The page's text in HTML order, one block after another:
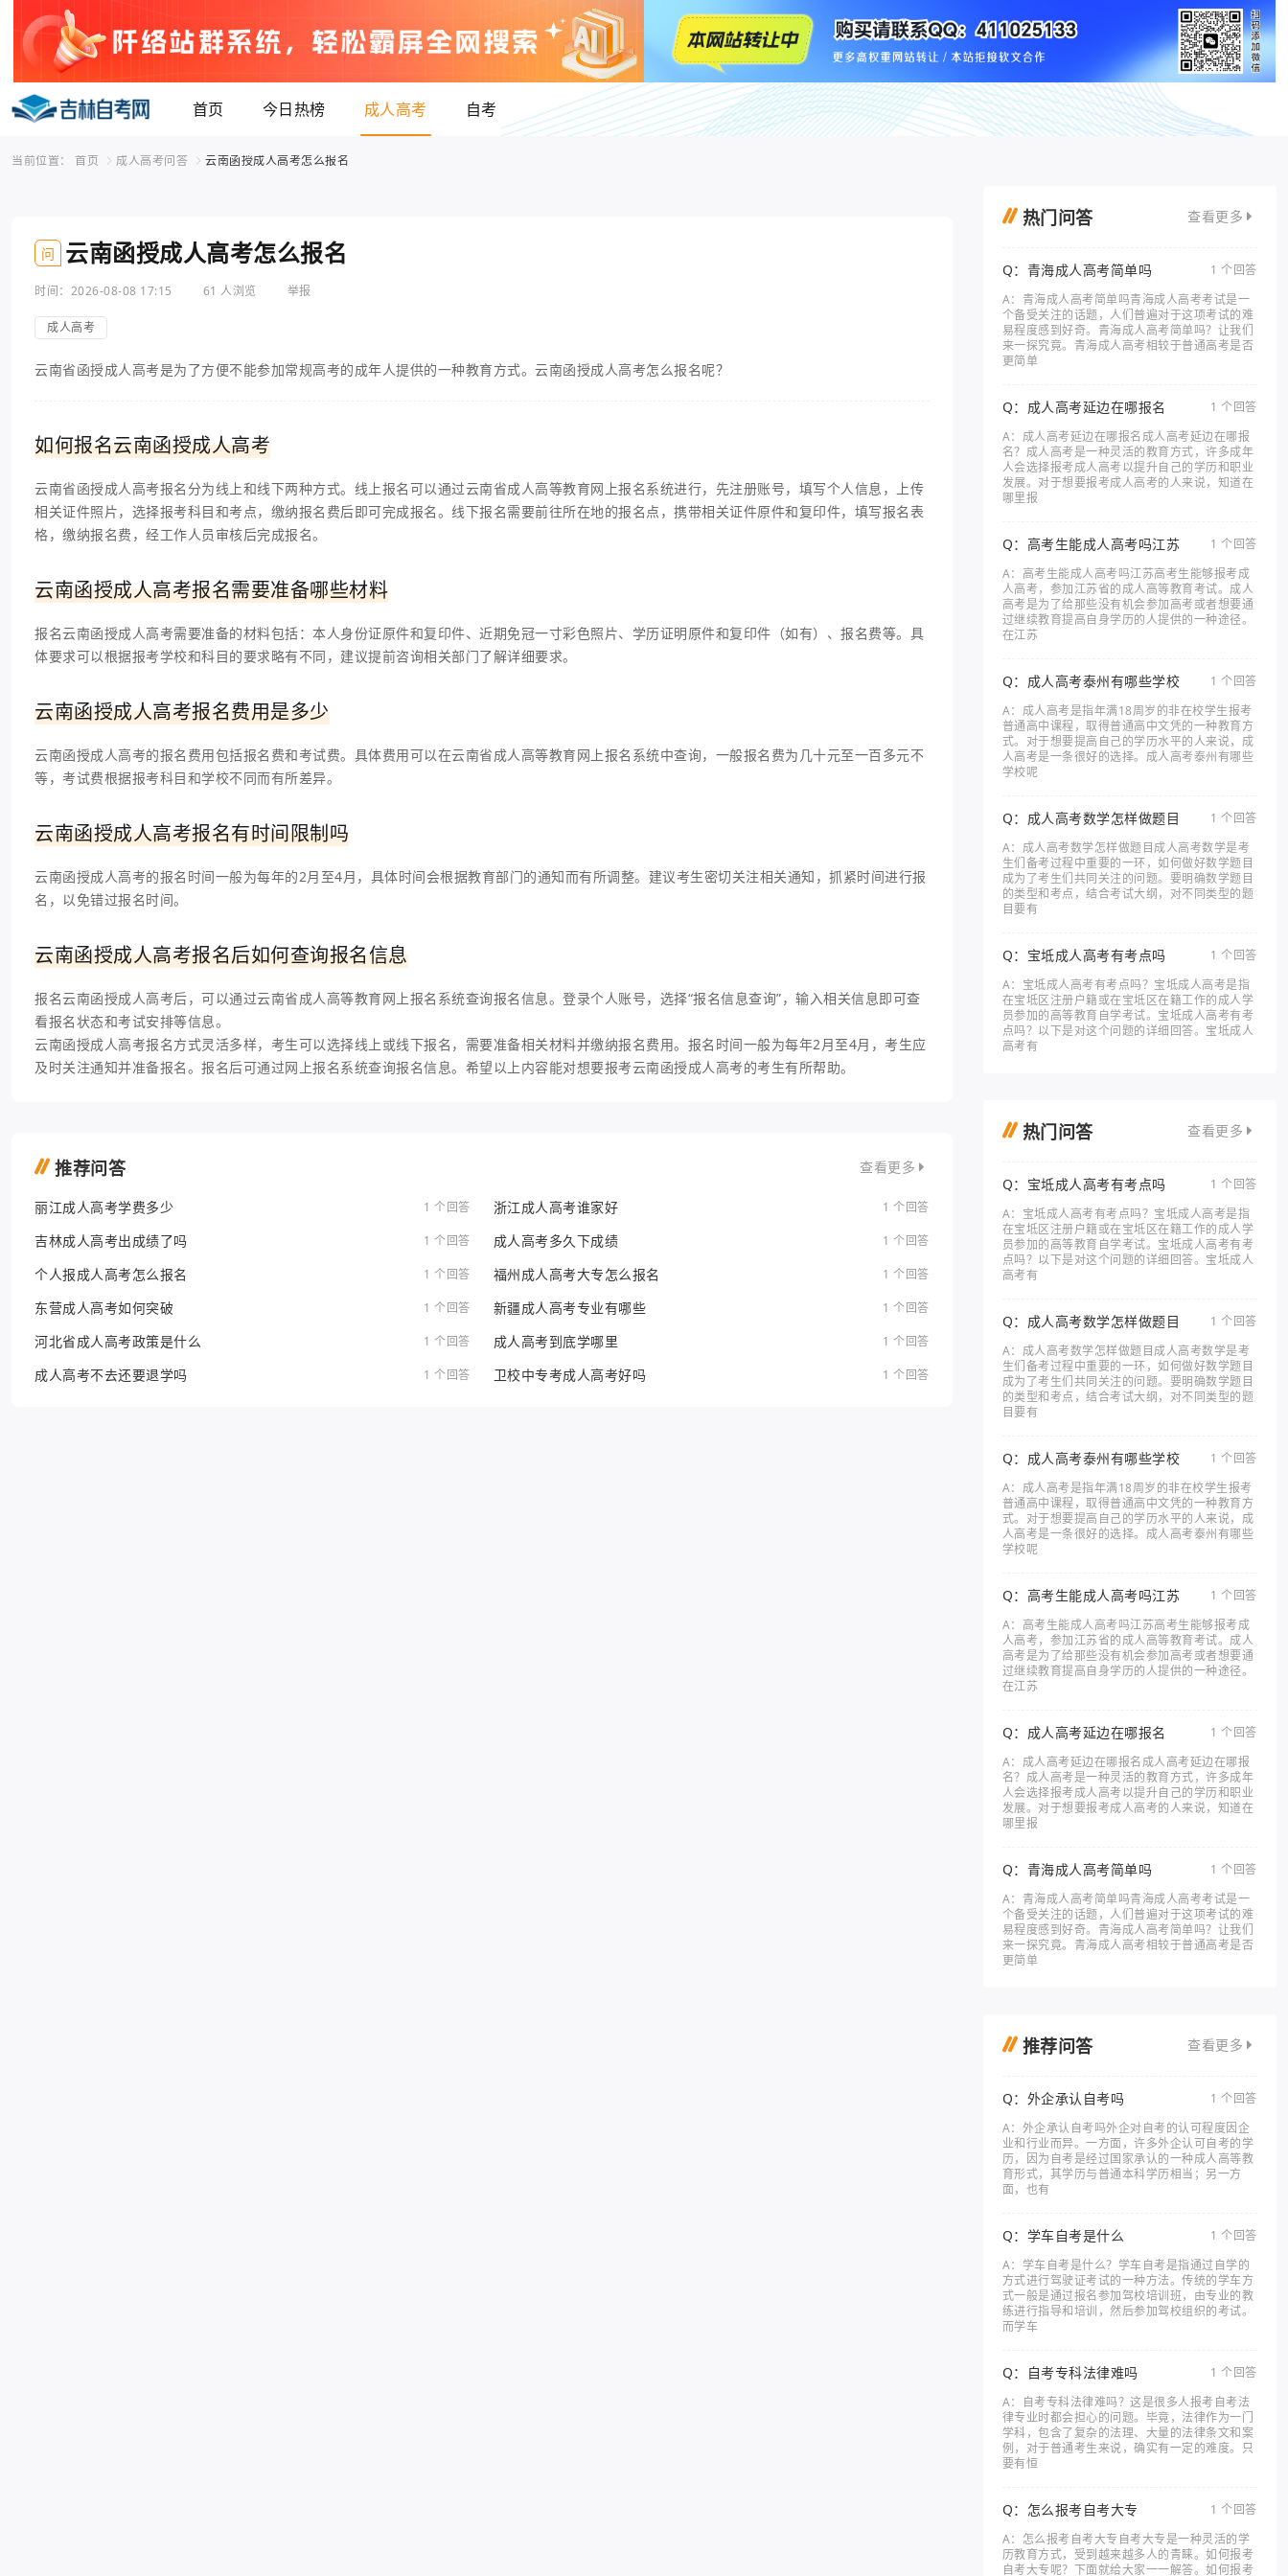
首页 今日热榜 成人高考 自考
当前位置： 首页 成人高考问答 云南函授成人高考怎么报名
问 云南函授成人高考怎么报名
时间：2026-08-08 17:15 61 人浏览 举报
成人高考
云南省函授成人高考是为了方便不能参加常规高考的成年人提供的一种教育方式。云南函授成人高考怎么报名呢？
如何报名云南函授成人高考
云南省函授成人高考报名分为线上和线下两种方式。线上报名可以通过云南省成人高等教育网上报名系统进行，先注册账号，填写个人信息，上传
相关证件照片，选择报考科目和考点，缴纳报名费后即可完成报名。线下报名需要前往所在地的报名点，携带相关证件原件和复印件，填写报名表
格，缴纳报名费，经工作人员审核后完成报名。
云南函授成人高考报名需要准备哪些材料
报名云南函授成人高考需要准备的材料包括：本人身份证原件和复印件、近期免冠一寸彩色照片、学历证明原件和复印件（如有）、报名费等。具
体要求可以根据报考学校和科目的要求略有不同，建议提前咨询相关部门了解详细要求。
云南函授成人高考报名费用是多少
云南函授成人高考的报名费用包括报名费和考试费。具体费用可以在云南省成人高等教育网上报名系统中查询，一般报名费为几十元至一百多元不
等，考试费根据报考科目和学校不同而有所差异。
云南函授成人高考报名有时间限制吗
云南函授成人高考的报名时间一般为每年的2月至4月，具体时间会根据教育部门的通知而有所调整。建议考生密切关注相关通知，抓紧时间进行报
名，以免错过报名时间。
云南函授成人高考报名后如何查询报名信息
报名云南函授成人高考后，可以通过云南省成人高等教育网上报名系统查询报名信息。登录个人账号，选择“报名信息查询”，输入相关信息即可查
看报名状态和考试安排等信息。
云南函授成人高考报名方式灵活多样，考生可以选择线上或线下报名，需要准备相关材料并缴纳报名费用。报名时间一般为每年2月至4月，考生应
及时关注通知并准备报名。报名后可通过网上报名系统查询报名信息。希望以上内容能对想要报考云南函授成人高考的考生有所帮助。
推荐问答 查看更多
丽江成人高考学费多少 1 个回答 浙江成人高考谁家好 1 个回答
吉林成人高考出成绩了吗 1 个回答 成人高考多久下成绩 1 个回答
个人报成人高考怎么报名 1 个回答 福州成人高考大专怎么报名 1 个回答
东营成人高考如何突破 1 个回答 新疆成人高考专业有哪些 1 个回答
河北省成人高考政策是什么 1 个回答 成人高考到底学哪里 1 个回答
成人高考不去还要退学吗 1 个回答 卫校中专考成人高考好吗 1 个回答
热门问答 查看更多
Q：青海成人高考简单吗
1 个回答
A：青海成人高考简单吗青海成人高考考试是一
个备受关注的话题，人们普遍对于这项考试的难
易程度感到好奇。青海成人高考简单吗？让我们
来一探究竟。青海成人高考相较于普通高考是否
更简单
Q：成人高考延边在哪报名
1 个回答
A：成人高考延边在哪报名成人高考延边在哪报
名？成人高考是一种灵活的教育方式，许多成年
人会选择报考成人高考以提升自己的学历和职业
发展。对于想要报考成人高考的人来说，知道在
哪里报
Q：高考生能成人高考吗江苏
1 个回答
A：高考生能成人高考吗江苏高考生能够报考成
人高考，参加江苏省的成人高等教育考试。成人
高考是为了给那些没有机会参加高考或者想要通
过继续教育提高自身学历的人提供的一种途径。
在江苏
Q：成人高考泰州有哪些学校
1 个回答
A：成人高考是指年满18周岁的非在校学生报考
普通高中课程，取得普通高中文凭的一种教育方
式。对于想要提高自己的学历水平的人来说，成
人高考是一条很好的选择。成人高考泰州有哪些
学校呢
Q：成人高考数学怎样做题目
1 个回答
A：成人高考数学怎样做题目成人高考数学是考
生们备考过程中重要的一环，如何做好数学题目
成为了考生们共同关注的问题。要明确数学题目
的类型和考点，结合考试大纲，对不同类型的题
目要有
Q：宝坻成人高考有考点吗
1 个回答
A：宝坻成人高考有考点吗？宝坻成人高考是指
在宝坻区注册户籍或在宝坻区在籍工作的成人学
员参加的高等教育自学考试。宝坻成人高考有考
点吗？以下是对这个问题的详细回答。宝坻成人
高考有
热门问答 查看更多
Q：宝坻成人高考有考点吗
1 个回答
A：宝坻成人高考有考点吗？宝坻成人高考是指
在宝坻区注册户籍或在宝坻区在籍工作的成人学
员参加的高等教育自学考试。宝坻成人高考有考
点吗？以下是对这个问题的详细回答。宝坻成人
高考有
Q：成人高考数学怎样做题目
1 个回答
A：成人高考数学怎样做题目成人高考数学是考
生们备考过程中重要的一环，如何做好数学题目
成为了考生们共同关注的问题。要明确数学题目
的类型和考点，结合考试大纲，对不同类型的题
目要有
Q：成人高考泰州有哪些学校
1 个回答
A：成人高考是指年满18周岁的非在校学生报考
普通高中课程，取得普通高中文凭的一种教育方
式。对于想要提高自己的学历水平的人来说，成
人高考是一条很好的选择。成人高考泰州有哪些
学校呢
Q：高考生能成人高考吗江苏
1 个回答
A：高考生能成人高考吗江苏高考生能够报考成
人高考，参加江苏省的成人高等教育考试。成人
高考是为了给那些没有机会参加高考或者想要通
过继续教育提高自身学历的人提供的一种途径。
在江苏
Q：成人高考延边在哪报名
1 个回答
A：成人高考延边在哪报名成人高考延边在哪报
名？成人高考是一种灵活的教育方式，许多成年
人会选择报考成人高考以提升自己的学历和职业
发展。对于想要报考成人高考的人来说，知道在
哪里报
Q：青海成人高考简单吗
1 个回答
A：青海成人高考简单吗青海成人高考考试是一
个备受关注的话题，人们普遍对于这项考试的难
易程度感到好奇。青海成人高考简单吗？让我们
来一探究竟。青海成人高考相较于普通高考是否
更简单
推荐问答 查看更多
Q：外企承认自考吗
1 个回答
A：外企承认自考吗外企对自考的认可程度因企
业和行业而异。一方面，许多外企认可自考的学
历，因为自考是经过国家承认的一种成人高等教
育形式，其学历与普通本科学历相当；另一方
面，也有
Q：学车自考是什么
1 个回答
A：学车自考是什么？学车自考是指通过自学的
方式进行驾驶证考试的一种方法。传统的学车方
式一般是通过报名参加驾校培训班，由专业的教
练进行指导和培训，然后参加驾校组织的考试。
而学车
Q：自考专科法律难吗
1 个回答
A：自考专科法律难吗？这是很多人报考自考法
律专业时都会担心的问题。毕竟，法律作为一门
学科，包含了复杂的法理、大量的法律条文和案
例，对于普通考生来说，确实有一定的难度。只
要有恒
Q：怎么报考自考大专
1 个回答
A：怎么报考自考大专自考大专是一种灵活的学
历教育方式，受到越来越多人的青睐。如何报考
自考大专呢？下面就给大家一一解答。如何报考